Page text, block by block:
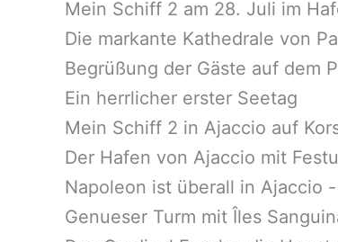
Mein Schiff 2 am 28. Juli im
Die markante Kathedrale von
Begrüßung der Gäste auf dem
Ein herrlicher erster Seetag
Mein Schiff 2 in Ajaccio auf
Der Hafen von Ajaccio mit
Napoleon ist überall in Ajaccio
Genueser Turm mit Îles